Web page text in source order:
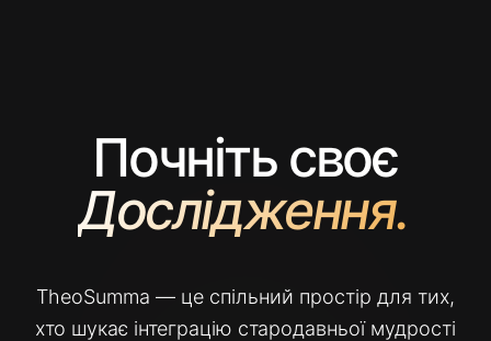
Почніть своє
Дослідження.
TheoSumma — це спільний простір для тих,
хто шукає інтеграцію стародавньої мудрості